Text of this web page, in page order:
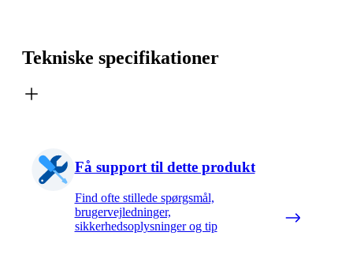
Tekniske specifikationer
Få support til dette produkt
Find ofte stillede spørgsmål,
brugervejledninger,
sikkerhedsoplysninger og tip